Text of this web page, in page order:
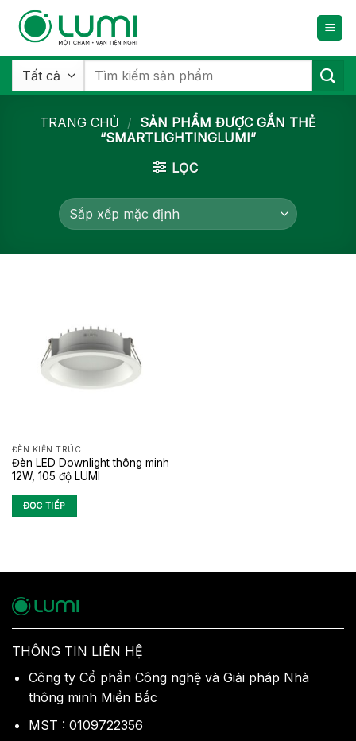
qua
dung
Tìm
TRANG CHỦ / SẢN PHẨM ĐƯỢC GẮN THẺ
“SMARTLIGHTINGLUMI”
LỌC
ĐÈN KIẾN TRÚC
Đèn LED Downlight thông minh
12W, 105 độ LUMI
ĐỌC TIẾP
THÔNG TIN LIÊN HỆ
Công ty Cổ phần Công nghệ và Giải pháp Nhà
thông minh Miền Bắc
MST : 0109722356